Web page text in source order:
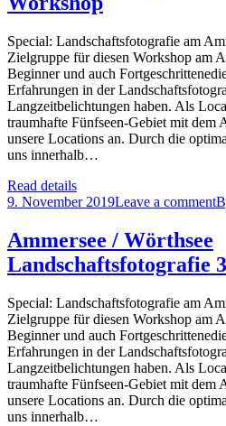
Special: Landschaftsfotografie am
Zielgruppe für diesen Workshop am
Beginner und auch
Erfahrungen in der
Langzeitbelichtungen haben. Als
traumhafte Fünfseen-Gebiet mit dem
unsere Locations an. Durch die
uns innerhalb…
Read details
9. November 2019Leave a comment
Ammersee / Wörthsee
Landschaftsfotografie
Special: Landschaftsfotografie am
Zielgruppe für diesen Workshop am
Beginner und auch
Erfahrungen in der
Langzeitbelichtungen haben. Als
traumhafte Fünfseen-Gebiet mit dem
unsere Locations an. Durch die
uns innerhalb…